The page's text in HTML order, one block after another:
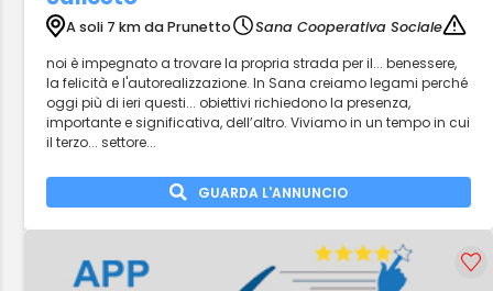
A soli 7 km da Prunetto
Sana Cooperativa Sociale
noi è impegnato a trovare la propria strada per il... benessere,
la felicità e l'autorealizzazione. In Sana creiamo legami perché
oggi più di ieri questi... obiettivi richiedono la presenza,
importante e significativa, dell’altro. Viviamo in un tempo in cui
il terzo... settore...
GUARDA L'ANNUNCIO